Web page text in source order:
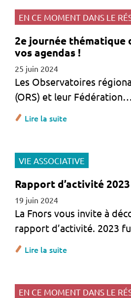
EN CE MOMENT DANS LE
2e journée thématique
vos agendas !
25 juin 2024
Les Observatoires
(ORS) et leur Fédération…
Lire la suite
VIE ASSOCIATIVE
Rapport d’activité 2023
19 juin 2024
La Fnors vous invite à
rapport d’activité. 2023
Lire la suite
EN CE MOMENT DANS LE